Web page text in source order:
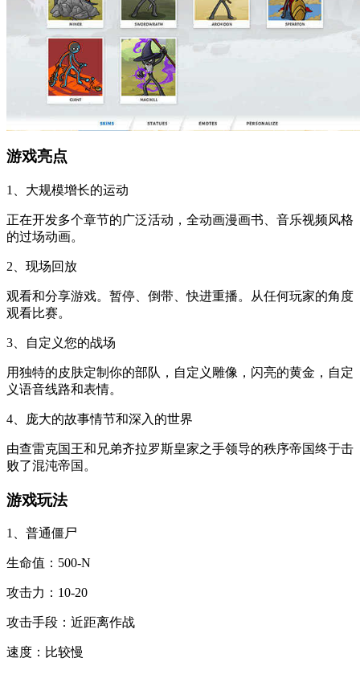
游戏亮点
1、大规模增长的运动
正在开发多个章节的广泛活动，全动画漫画书、音乐视频风格
的过场动画。
2、现场回放
观看和分享游戏。暂停、倒带、快进重播。从任何玩家的角度
观看比赛。
3、自定义您的战场
用独特的皮肤定制你的部队，自定义雕像，闪亮的黄金，自定
义语音线路和表情。
4、庞大的故事情节和深入的世界
由查雷克国王和兄弟齐拉罗斯皇家之手领导的秩序帝国终于击
败了混沌帝国。
游戏玩法
1、普通僵尸
生命值：500-N
攻击力：10-20
攻击手段：近距离作战
速度：比较慢